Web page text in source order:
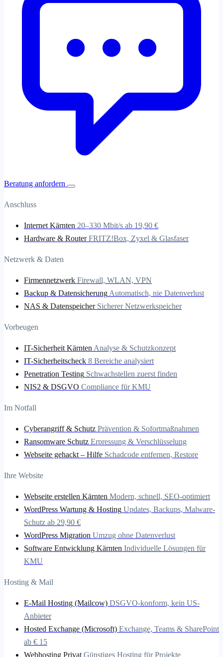
Beratung anfordern
Anschluss
Internet Kärnten 20–330 Mbit/s ab 19,90 €
Hardware & Router FRITZ!Box, Zyxel & Glasfaser
Netzwerk & Daten
Firmennetzwerk Firewall, WLAN, VPN
Backup & Datensicherung Automatisch, nie Datenverlust
NAS & Datenspeicher Sicherer Netzwerkspeicher
Vorbeugen
IT-Sicherheit Kärnten Analyse & Schutzkonzept
IT-Sicherheitscheck 8 Bereiche analysiert
Penetration Testing Schwachstellen zuerst finden
NIS2 & DSGVO Compliance für KMU
Im Notfall
Cyberangriff & Schutz Prävention & Sofortmaßnahmen
Ransomware Schutz Erpressung & Verschlüsselung
Webseite gehackt – Hilfe Schadcode entfernen, Restore
Ihre Website
Webseite erstellen Kärnten Modern, schnell, SEO-optimiert
WordPress Wartung & Hosting Updates, Backups, Malware-
Schutz ab 29,90 €
WordPress Migration Umzug ohne Datenverlust
Software Entwicklung Kärnten Individuelle Lösungen für
KMU
Hosting & Mail
E-Mail Hosting (Mailcow) DSGVO-konform, kein US-
Anbieter
Hosted Exchange (Microsoft) Exchange, Teams & SharePoint
ab € 15
Webhosting Privat Günstiges Hosting für Projekte